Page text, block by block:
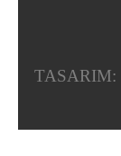
TASARIM: